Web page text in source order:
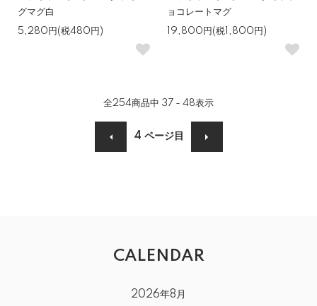
グマグ白
5,280円(税480円)
ョコレートマグ
19,800円(税1,800円)
全254商品中 37 - 48表示
4 ページ目
CALENDAR
2026年8月